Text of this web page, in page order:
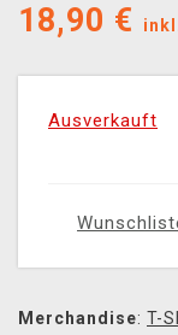
18,90 €
Ausverkauft
Merchandise: T-